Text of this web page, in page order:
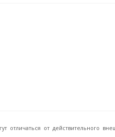
отличаться от